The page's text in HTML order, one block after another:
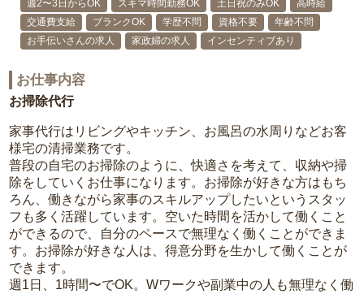
週2〜3日からOK スキマ時間勤務OK 土日祝のみOK
高時給
交通費支給
ブランクOK 学歴不問 資格不要
年齢不問
お手伝いさんの求人
家政婦の求人 インセンティブあり
お仕事内容
お掃除代行
家事代行はリビングやキッチン、お風呂の水周りなどお客
様宅の清掃業務です。
普段の自宅のお掃除のように、快適さを考えて、収納や掃
除をしていくお仕事になります。お掃除が好きな方はもち
ろん、働きながら家事のスキルアップしたいというスタッ
フも多く活躍しています。空いた時間を活かして働くこと
ができるので、自分のペースで無理なく働くことができま
す。お掃除が好きな人は、得意分野を生かして働くことが
できます。
週1日、1時間〜でOK。Wワークや副業中の人も無理なく働